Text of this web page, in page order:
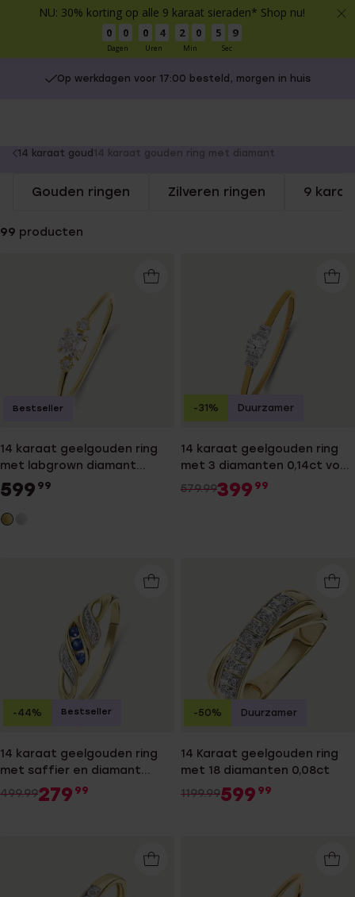
NU: 30% korting op alle 9 karaat sieraden* Shop nu!
0 0
Dagen
0 4
Uren
2 0
Min
5 9
Sec
Op werkdagen voor 17:00 besteld, morgen in huis
Gratis verzending vanaf €49
You
here:
14 karaat goud 14 karaat gouden ring met diamant
Gouden ringen Zilveren ringen 9
99 producten
14 karaat geelgouden ring
met labgrown diamant
0,415ct voor dames
599 99
Bestseller
14 karaat geelgouden ring
met 3 diamanten 0,14ct voor
dames
579.99399 99
-31% Duurzamer
14 karaat geelgouden ring
met saffier en diamant
0,11ct
499.99279 99
-44% Bestseller
14 Karaat geelgouden ring
met 18 diamanten 0,08ct
1199.99599 99
-50% Duurzamer